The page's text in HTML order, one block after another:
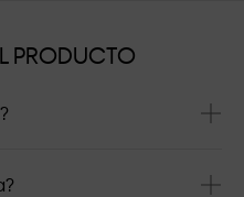
PRODUCTO